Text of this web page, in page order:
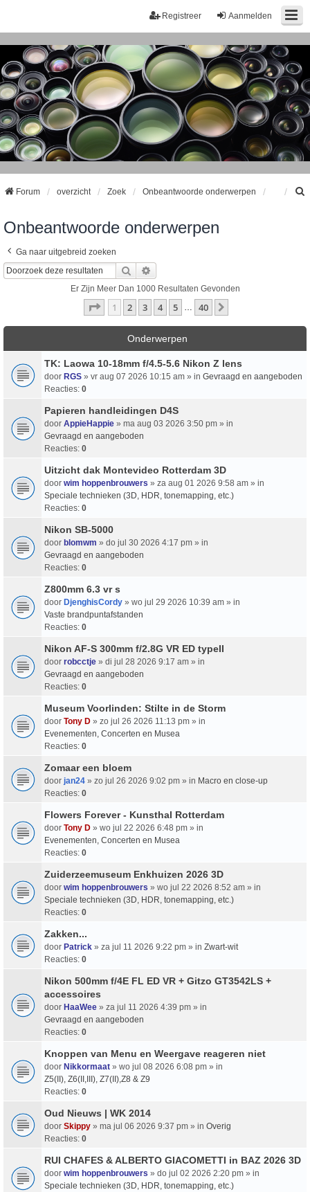
Aanmelden
Registreer
Forum overzicht Zoek Onbeantwoorde onderwerpen
Onbeantwoorde onderwerpen
Ga naar uitgebreid zoeken
Zoek
Er Zijn Meer Dan 1000 Resultaten Gevonden
Pagina Van40
1 2 3 4 5 40
Onderwerpen
TK: Laowa 10-18mm f/4.5-5.6 Nikon Z lens
door RGS » vr aug 07 2026 10:15 am » in Gevraagd en aangeboden
Reacties: 0
Papieren handleidingen D4S
door AppieHappie » ma aug 03 2026 3:50 pm » in
Gevraagd en aangeboden
Reacties: 0
Uitzicht dak Montevideo Rotterdam 3D
door wim hoppenbrouwers » za aug 01 2026 9:58 am » in
Speciale technieken (3D, HDR, tonemapping, etc.)
Reacties: 0
Nikon SB-5000
door blomwm » do jul 30 2026 4:17 pm » in
Gevraagd en aangeboden
Reacties: 0
Z800mm 6.3 vr s
door DjenghisCordy » wo jul 29 2026 10:39 am » in
Vaste brandpuntafstanden
Reacties: 0
Nikon AF-S 300mm f/2.8G VR ED typeII
door robcctje » di jul 28 2026 9:17 am » in
Gevraagd en aangeboden
Reacties: 0
Museum Voorlinden: Stilte in de Storm
door Tony D » zo jul 26 2026 11:13 pm » in
Evenementen, Concerten en Musea
Reacties: 0
Zomaar een bloem
door jan24 » zo jul 26 2026 9:02 pm » in Macro en close-up
Reacties: 0
Flowers Forever - Kunsthal Rotterdam
door Tony D » wo jul 22 2026 6:48 pm » in
Evenementen, Concerten en Musea
Reacties: 0
Zuiderzeemuseum Enkhuizen 2026 3D
door wim hoppenbrouwers » wo jul 22 2026 8:52 am » in
Speciale technieken (3D, HDR, tonemapping, etc.)
Reacties: 0
Zakken...
door Patrick » za jul 11 2026 9:22 pm » in Zwart-wit
Reacties: 0
Nikon 500mm f/4E FL ED VR + Gitzo GT3542LS +
accessoires
door HaaWee » za jul 11 2026 4:39 pm » in
Gevraagd en aangeboden
Reacties: 0
Knoppen van Menu en Weergave reageren niet
door Nikkormaat » wo jul 08 2026 6:08 pm » in
Z5(II), Z6(II,III), Z7(II),Z8 & Z9
Reacties: 0
Oud Nieuws | WK 2014
door Skippy » ma jul 06 2026 9:37 pm » in Overig
Reacties: 0
RUI CHAFES & ALBERTO GIACOMETTI in BAZ 2026 3D
door wim hoppenbrouwers » do jul 02 2026 2:20 pm » in
Speciale technieken (3D, HDR, tonemapping, etc.)